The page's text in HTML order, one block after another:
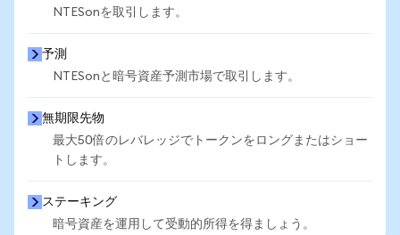
NTESonを取引します。
予測
NTESonと暗号資産予測市場で取引します。
無期限先物
最大50倍のレバレッジでトークンをロングまたはショー
トします。
ステーキング
暗号資産を運用して受動的所得を得ましょう。